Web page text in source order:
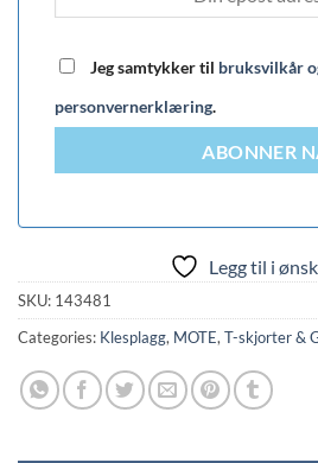
Jeg samtykker til bruksvilkår
personvernerklæring.
ABONNER
Legg til i
SKU: 143481
Categories: Klesplagg, MOTE,T-skjorter &